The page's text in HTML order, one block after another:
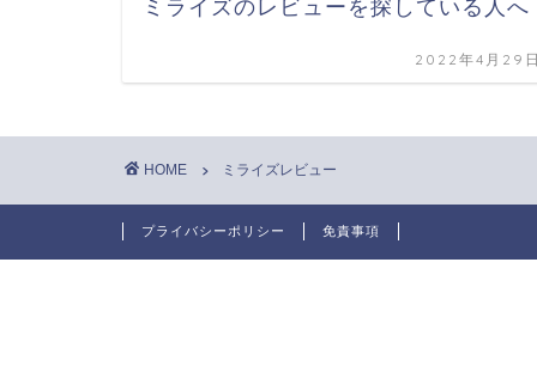
ミライズのレビューを探している人へ
2022年4月29
HOME ミライズレビュー
プライバシーポリシー 免責事項